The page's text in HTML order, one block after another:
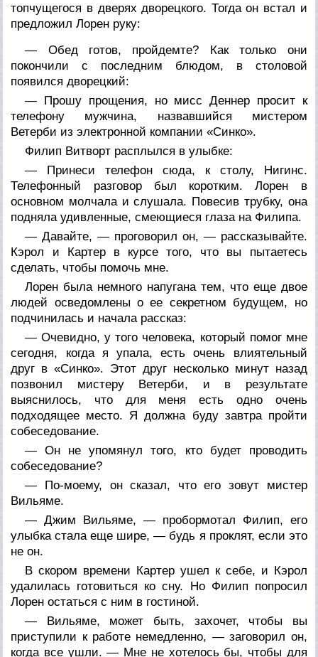
топчущегося в дверях дворецкого. Тогда он встал и
предложил Лорен руку:
— Обед готов, пройдемте? Как только они
покончили с последним блюдом, в столовой
появился дворецкий:
— Прошу прощения, но мисс Деннер просит к
телефону мужчина, назвавшийся мистером
Ветерби из электронной компании «Синко».
Филип Витворт расплылся в улыбке:
— Принеси телефон сюда, к столу, Нигинс.
Телефонный разговор был коротким. Лорен в
основном молчала и слушала. Повесив трубку, она
подняла удивленные, смеющиеся глаза на Филипа.
— Давайте, — проговорил он, — рассказывайте.
Кэрол и Картер в курсе того, что вы пытаетесь
сделать, чтобы помочь мне.
Лорен была немного напугана тем, что еще двое
людей осведомлены о ее секретном будущем, но
подчинилась и начала рассказ:
— Очевидно, у того человека, который помог мне
сегодня, когда я упала, есть очень влиятельный
друг в «Синко». Этот друг несколько минут назад
позвонил мистеру Ветерби, и в результате
выяснилось, что для меня есть одно очень
подходящее место. Я должна буду завтра пройти
собеседование.
— Он не упомянул того, кто будет проводить
собеседование?
— По-моему, он сказал, что его зовут мистер
Вильяме.
— Джим Вильяме, — пробормотал Филип, его
улыбка стала еще шире, — будь я проклят, если это
не он.
В скором времени Картер ушел к себе, и Кэрол
удалилась готовиться ко сну. Но Филип попросил
Лорен остаться с ним в гостиной.
— Вильяме, может быть, захочет, чтобы вы
приступили к работе немедленно, — заговорил он,
когда все ушли. — Мне не хотелось бы, чтобы для